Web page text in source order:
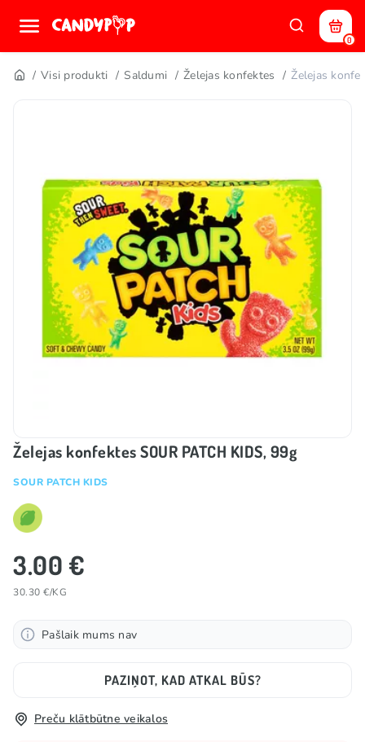
0
Visi produkti Saldumi Želejas konfektes Želejas
Želejas konfektes SOUR PATCH KIDS, 99g
SOUR PATCH KIDS
3.00 €
30.30 €/KG
Pašlaik mums nav
PAZIŅOT, KAD ATKAL BŪS?
Preču klātbūtne veikalos